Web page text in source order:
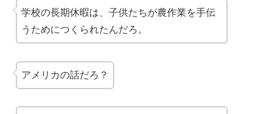
学校の長期休暇は、子供たちが農作業を手伝
うためにつくられたんだろ。
アメリカの話だろ？